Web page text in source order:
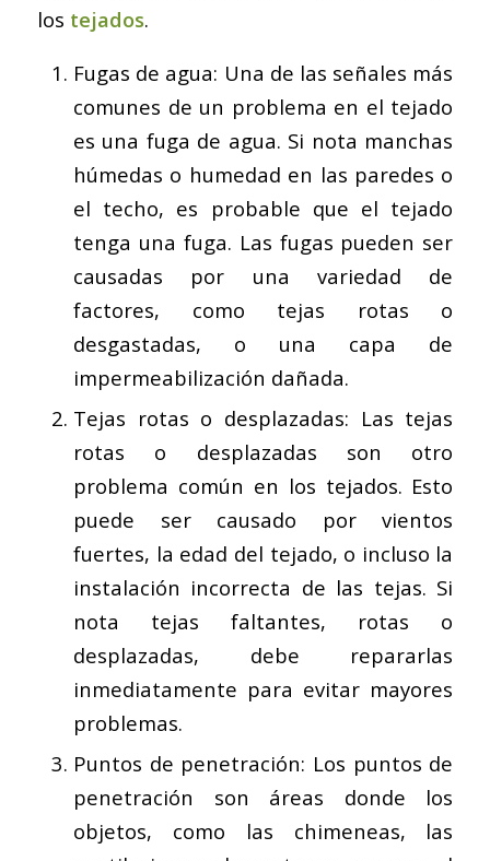
los tejados.
Fugas de agua: Una de las señales más
comunes de un problema en el tejado
es una fuga de agua. Si nota manchas
húmedas o humedad en las paredes o
el techo, es probable que el tejado
tenga una fuga. Las fugas pueden ser
causadas por una variedad de
factores, como tejas rotas o
desgastadas, o una capa de
impermeabilización dañada.
Tejas rotas o desplazadas: Las tejas
rotas o desplazadas son otro
problema común en los tejados. Esto
puede ser causado por vientos
fuertes, la edad del tejado, o incluso la
instalación incorrecta de las tejas. Si
nota tejas faltantes, rotas o
desplazadas, debe repararlas
inmediatamente para evitar mayores
problemas.
Puntos de penetración: Los puntos de
penetración son áreas donde los
objetos, como las chimeneas, las